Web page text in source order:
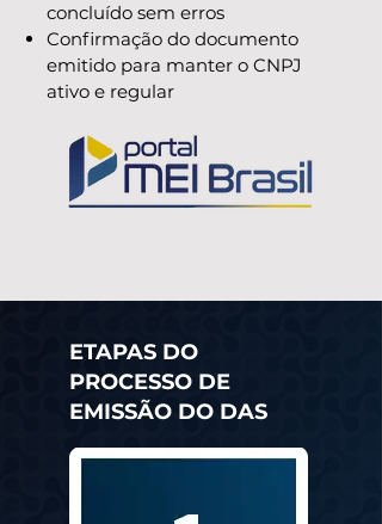
concluído sem erros
Confirmação do documento
emitido para manter o CNPJ
ativo e regular
ETAPAS DO
PROCESSO DE
EMISSÃO DO DAS